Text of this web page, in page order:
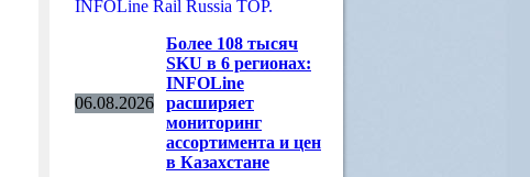
INFOLine Rail Russia TOP.
06.08.2026
Более 108 тысяч
SKU в 6 регионах:
INFOLine
расширяет
мониторинг
ассортимента и цен
в Казахстане